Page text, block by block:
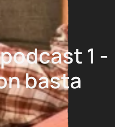
podcast 1 -
basta